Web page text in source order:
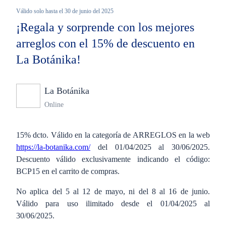
Válido solo hasta el 30 de junio del 2025
¡Regala y sorprende con los mejores
arreglos con el 15% de descuento en
La Botánika!
La Botánika
Online
15% dcto. Válido en la categoría de ARREGLOS en la web
https://la-botanika.com/del 01/04/2025 al 30/06/2025.
Descuento válido exclusivamente indicando el código:
BCP15 en el carrito de compras.
No aplica del 5 al 12 de mayo, ni del 8 al 16 de junio.
Válido para uso ilimitado desde el 01/04/2025 al
30/06/2025.